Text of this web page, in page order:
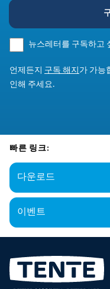
뉴스레터를 구독하고
언제든지 구독 해지 가 가능
인해 주세요.
빠른 링크:
다운로드
이벤트